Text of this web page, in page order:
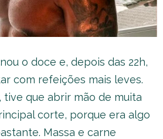
o doce e, depois das 22h,
com refeições mais leves.
tive que abrir mão de muita
corte, porque era algo
Massa e carne